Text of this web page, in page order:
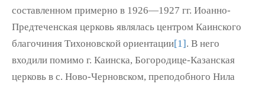
составленном примерно в 1926—1927 гг. Иоанно-
Предтеченская церковь являлась центром Каинского
благочиния Тихоновской ориентации[1]. В него
входили помимо г. Каинска, Богородице-Казанская
церковь в с. Ново-Черновском, преподобного Нила